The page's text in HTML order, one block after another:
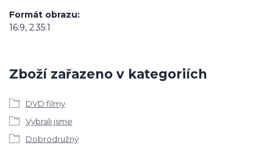
Formát obrazu
16:9, 2.35:1
Zboží zařazeno v kategoriích
DVD filmy
Vybrali jsme
Dobrodružný